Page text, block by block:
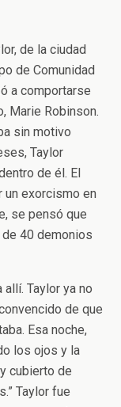
de la ciudad
de Comunidad
a comportarse
Marie Robinson.
sin motivo
Taylor
de él. El
exorcismo en
se pensó que
40 demonios
Taylor ya no
de que
Esa noche,
los ojos y la
cubierto de
Taylor fue